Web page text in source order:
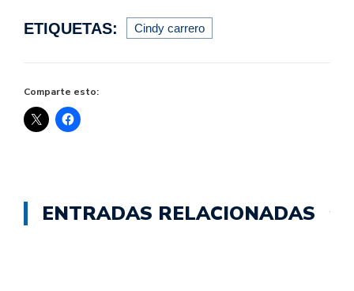
ETIQUETAS: Cindy carrero
Comparte esto:
ENTRADAS RELACIONADAS